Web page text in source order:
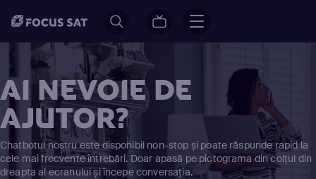
AI NEVOIE DE
AJUTOR?
Chatbotul nostru este disponibil non-stop și poate răspunde rapid la
cele mai frecvente întrebări. Doar apasă pe pictograma din colțul din
dreapta al ecranului și începe conversația.